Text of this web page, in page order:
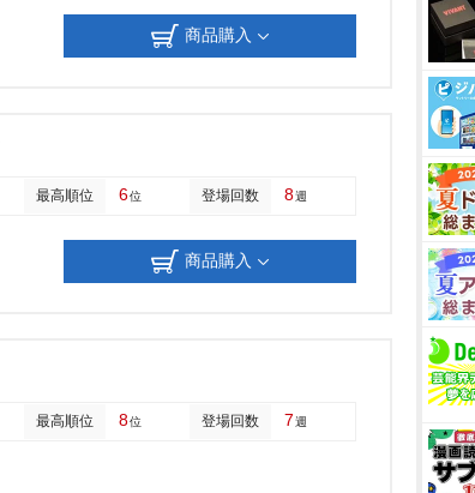
商品購入
最高順位 6位 登場回数 8週
商品購入
最高順位 8位 登場回数 7週